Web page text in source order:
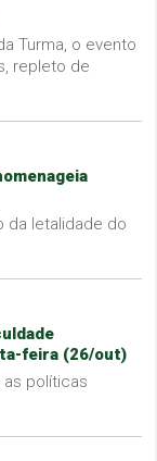
Turma, o evento
repleto de
da letalidade do
feira (26/out)
as políticas